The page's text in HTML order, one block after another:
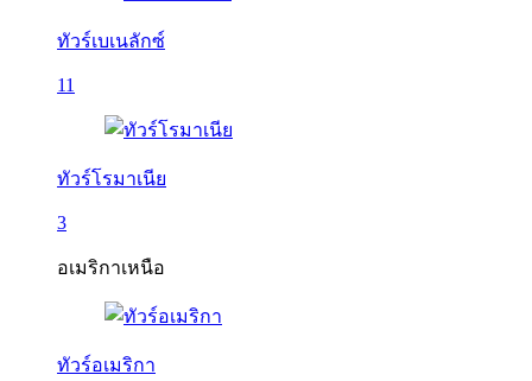
ทัวร์เบเนลักซ์
11
ทัวร์โรมาเนีย
3
อเมริกาเหนือ
ทัวร์อเมริกา